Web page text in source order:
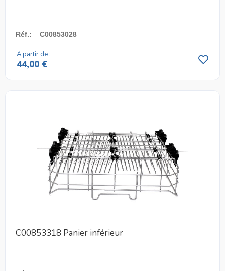
Réf.: C00853028
A partir de :
44,00 €
C00853318 Panier inférieur